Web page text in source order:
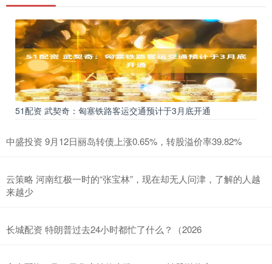
51配资 武契奇：匈塞铁路客运交通预计于3月底开通
中盛投资 9月12日丽岛转债上涨0.65%，转股溢价率39.82%
云策略 河南红极一时的“张宝林”，现在却无人问津，了解的人越
来越少
长城配资 特朗普过去24小时都忙了什么？（2026